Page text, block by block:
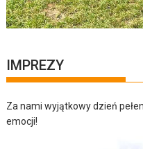
IMPREZY
Za nami wyjątkowy dzień
emocji!